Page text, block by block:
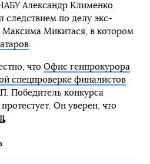
Александр Клименко.
следствием по делу экс-
Максима Микитася, в котором
.
что Офис генпрокурора
спецпроверке финалистов
Победитель конкурса
Он уверен, что